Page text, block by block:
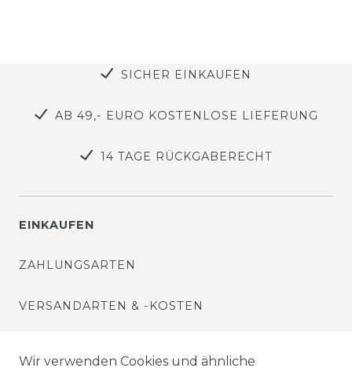
SICHER EINKAUFEN
AB 49,- EURO KOSTENLOSE LIEFERUNG
14 TAGE RÜCKGABERECHT
EINKAUFEN
ZAHLUNGSARTEN
VERSANDARTEN & -KOSTEN
Wir verwenden Cookies und ähnliche